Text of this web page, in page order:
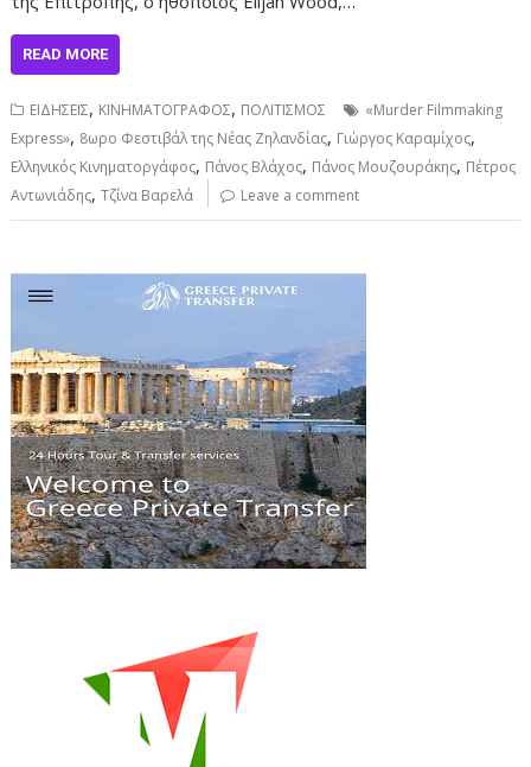
READ MORE
ΕΙΔΗΣΕΙΣ, ΚΙΝΗΜΑΤΟΓΡΑΦΟΣ, ΠΟΛΙΤΙΣΜΟΣ
«Murder Filmmaking
Express», 8ωρο Φεστιβάλ της Νέας Ζηλανδίας, Γιώργος Καραμίχος,
Ελληνικός Κινηματοργάφος, Πάνος Βλάχος, Πάνος Μουζουράκης, Πέτρος
Αντωνιάδης,Τζίνα Βαρελά Leave a comment